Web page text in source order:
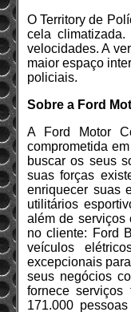
O Territory de
cela
velocidades. A
maior espaço
policiais.
Sobre a Ford
A Ford Motor
comprometida
buscar os seus
suas forças
enriquecer suas
utilitários
além de serviços
no cliente: Ford
veículos
excepcionais
seus negócios
fornece
171.000